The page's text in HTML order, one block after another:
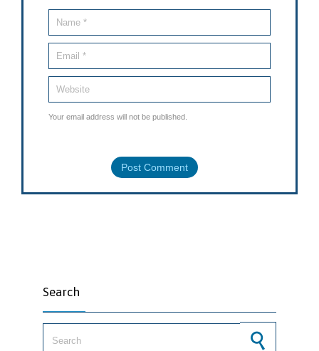
Your email address will not be published.
Search